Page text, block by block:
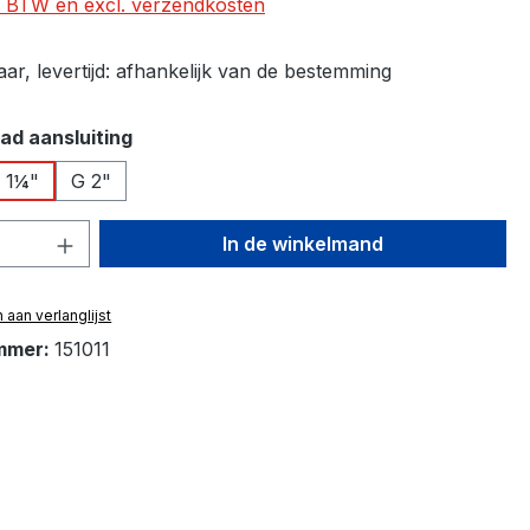
BTW en excl. verzendkosten
levertijd: afhankelijk van de bestemming
aansluiting
1¼" G 2"
Voer de gewenste
In de winkelmand
aan verlanglijst
151011